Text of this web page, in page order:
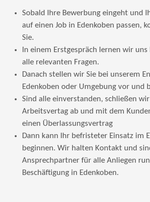
Sobald Ihre Bewerbung eingeht und
auf einen Job in Edenkoben passen,
Sie.
In einem Erstgespräch lernen wir
alle relevanten Fragen.
Danach stellen wir Sie bei unserem
Edenkoben oder Umgebung vor und
Sind alle einverstanden, schließen
Arbeitsvertag ab und mit dem
einen Überlassungsvertrag
Dann kann Ihr befristeter Einsatz im
beginnen. Wir halten Kontakt und
Ansprechpartner für alle Anliegen
Beschäftigung in Edenkoben.